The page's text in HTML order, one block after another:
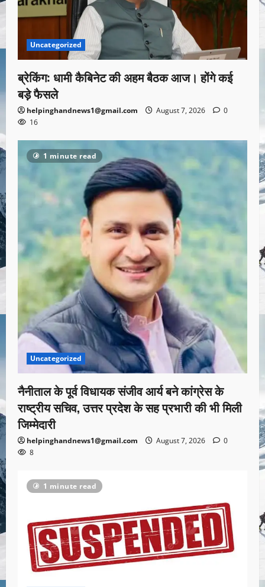
Uncategorized
ब्रेकिंग: धामी कैबिनेट की अहम बैठक आज। होंगे कई
बड़े फैसले
helpinghandnews1@gmail.com August 7, 2026
0
16
1 minute read
Uncategorized
नैनीताल के पूर्व विधायक संजीव आर्य बने कांग्रेस के
राष्ट्रीय सचिव, उत्तर प्रदेश के सह प्रभारी की भी मिली
जिम्मेदारी
helpinghandnews1@gmail.com August 7, 2026
0
8
1 minute read